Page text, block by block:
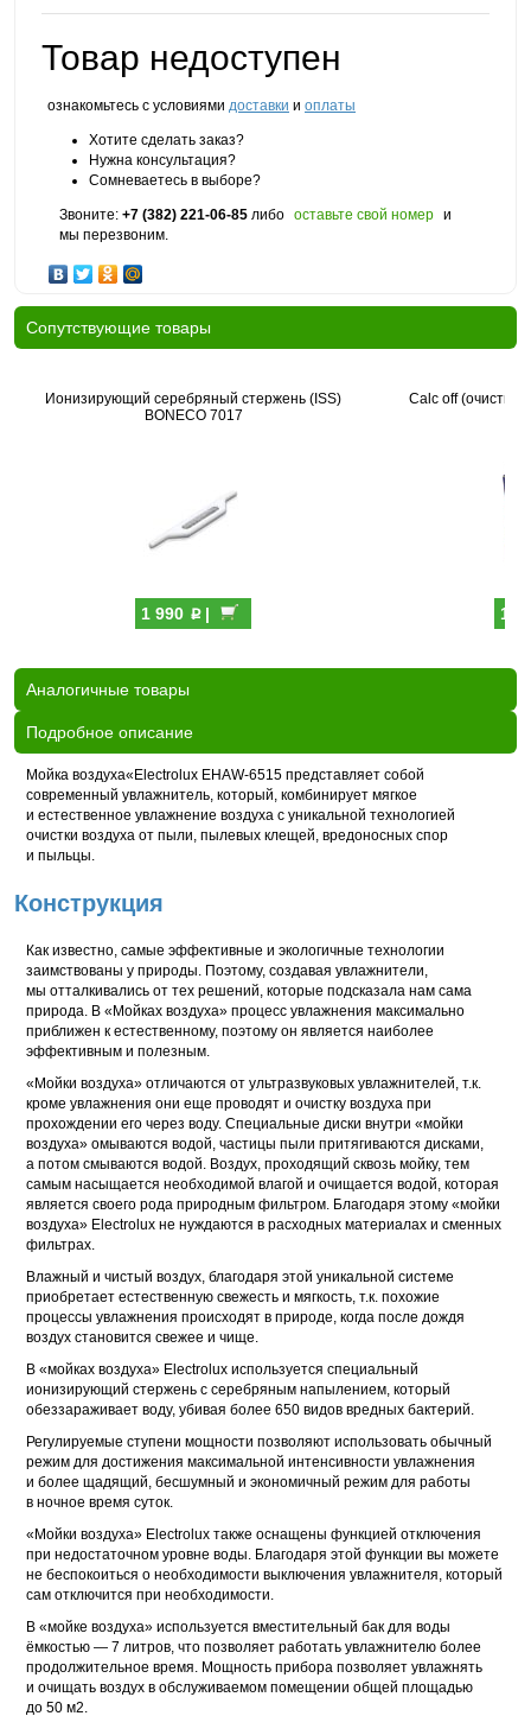
Товар недоступен
ознакомьтесь с условиями доставки и оплаты
Хотите сделать заказ?
Нужна консультация?
Сомневаетесь в выборе?
Звоните: +7 (382) 221-06-85 либо оставьте свой номер и
мы перезвоним.
Cопутствующие товары
Ионизирующий серебряный стержень (ISS)
BONECO 7017
1 990 p|
Calc off
1
Аналогичные товары
Подробное описание
Мойка воздуха«Electrolux EHAW-6515 представляет собой
современный увлажнитель, который, комбинирует мягкое
и естественное увлажнение воздуха с уникальной технологией
очистки воздуха от пыли, пылевых клещей, вредоносных спор
и пыльцы.
Конструкция
Как известно, самые эффективные и экологичные технологии
заимствованы у природы. Поэтому, создавая увлажнители,
мы отталкивались от тех решений, которые подсказала нам сама
природа. В «Мойках воздуха» процесс увлажнения максимально
приближен к естественному, поэтому он является наиболее
эффективным и полезным.
«Мойки воздуха» отличаются от ультразвуковых увлажнителей, т.к.
кроме увлажнения они еще проводят и очистку воздуха при
прохождении его через воду. Специальные диски внутри «мойки
воздуха» омываются водой, частицы пыли притягиваются дисками,
а потом смываются водой. Воздух, проходящий сквозь мойку, тем
самым насыщается необходимой влагой и очищается водой, которая
является своего рода природным фильтром. Благодаря этому «мойки
воздуха» Electrolux не нуждаются в расходных материалах и сменных
фильтрах.
Влажный и чистый воздух, благодаря этой уникальной системе
приобретает естественную свежесть и мягкость, т.к. похожие
процессы увлажнения происходят в природе, когда после дождя
воздух становится свежее и чище.
В «мойках воздуха» Electrolux используется специальный
ионизирующий стержень с серебряным напылением, который
обеззараживает воду, убивая более 650 видов вредных бактерий.
Регулируемые ступени мощности позволяют использовать обычный
режим для достижения максимальной интенсивности увлажнения
и более щадящий, бесшумный и экономичный режим для работы
в ночное время суток.
«Мойки воздуха» Electrolux также оснащены функцией отключения
при недостаточном уровне воды. Благодаря этой функции вы можете
не беспокоиться о необходимости выключения увлажнителя, который
сам отключится при необходимости.
В «мойке воздуха» используется вместительный бак для воды
ёмкостью — 7 литров, что позволяет работать увлажнителю более
продолжительное время. Мощность прибора позволяет увлажнять
и очищать воздух в обслуживаемом помещении общей площадью
до 50 м2.